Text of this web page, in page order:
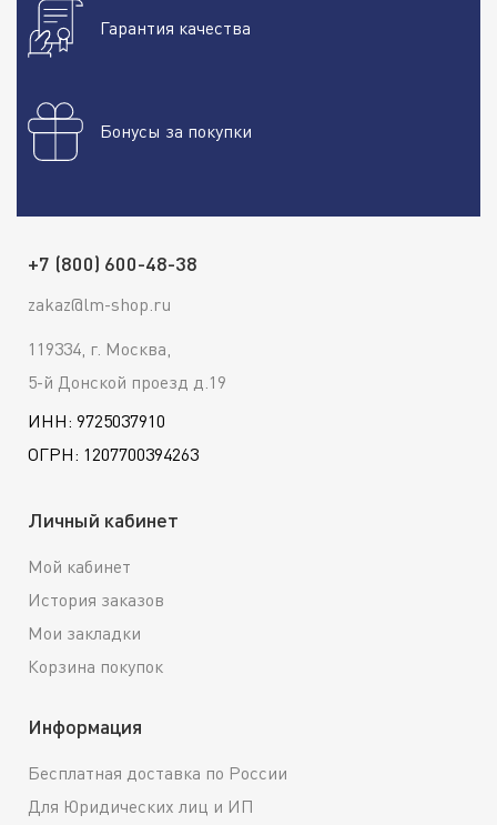
Гарантия качества
Бонусы за покупки
+7 (800) 600-48-38
zakaz@lm-shop.ru
119334, г. Москва,
5-й Донской проезд д.19
ИНН: 9725037910
ОГРН: 1207700394263
Личный кабинет
Мой кабинет
История заказов
Мои закладки
Корзина покупок
Информация
Бесплатная доставка по России
Для Юридических лиц и ИП